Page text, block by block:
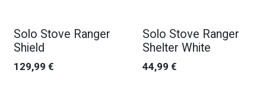
Solo Stove Ranger
Shield
129,99 €
Solo Stove Ranger
Shelter White
44,99 €